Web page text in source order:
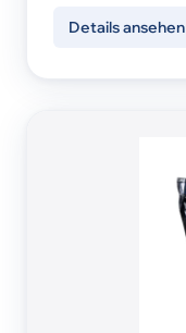
Details ansehen